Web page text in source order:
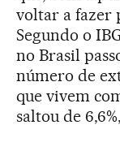
voltar a fazer
Segundo o
no Brasil
número de
que vivem
saltou de